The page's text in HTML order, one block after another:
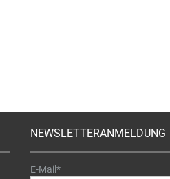
NEWSLETTERANMELDUNG
E-Mail*